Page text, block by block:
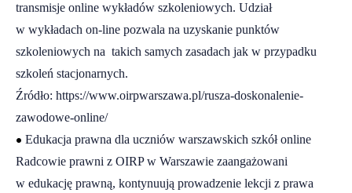
transmisje online wykładów szkoleniowych. Udział
w wykładach on-line pozwala na uzyskanie punktów
szkoleniowych na takich samych zasadach jak w przypadku
szkoleń stacjonarnych.
Źródło: https://www.oirpwarszawa.pl/rusza-doskonalenie-
zawodowe-online/
• Edukacja prawna dla uczniów warszawskich szkół online
Radcowie prawni z OIRP w Warszawie zaangażowani
w edukację prawną, kontynuują prowadzenie lekcji z prawa